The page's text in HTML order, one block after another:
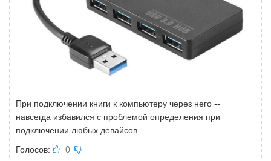
При подключении книги к компьютеру через него --
навсегда избавился с проблемой определения при
подключении любых девайсов.
Голосов:
0